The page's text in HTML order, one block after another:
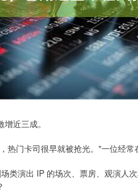
近三成。
门卡司很早就被抢光。"一位经常
类演出 IP 的场次、票房、观演人